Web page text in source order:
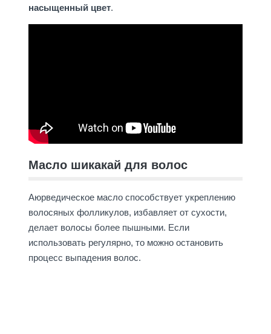
насыщенный цвет.
Масло шикакай для волос
Аюрведическое масло способствует укреплению
волосяных фолликулов, избавляет от сухости,
делает волосы более пышными. Если
использовать регулярно, то можно остановить
процесс выпадения волос.